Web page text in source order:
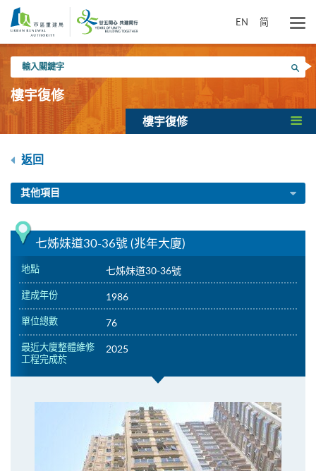
內
EN 简
入
關
鍵
搜尋
樓宇復修
樓宇復修
返回
其他項目
七姊妹道30-36號 (兆年大廈)
地點 七姊妹道30-36號
建成年份 1986
單位總數 76
最近大廈整體維修
工程完成於
2025